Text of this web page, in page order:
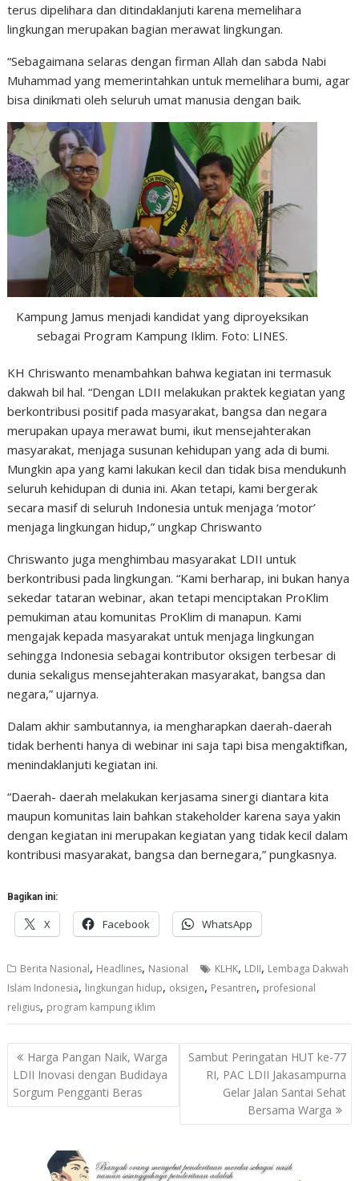
terus dipelihara dan ditindaklanjuti karena memelihara
lingkungan merupakan bagian merawat lingkungan.
“Sebagaimana selaras dengan firman Allah dan sabda Nabi
Muhammad yang memerintahkan untuk memelihara bumi, agar
bisa dinikmati oleh seluruh umat manusia dengan baik.
Kampung Jamus menjadi kandidat yang diproyeksikan
sebagai Program Kampung Iklim. Foto: LINES.
KH Chriswanto menambahkan bahwa kegiatan ini termasuk
dakwah bil hal. “Dengan LDII melakukan praktek kegiatan yang
berkontribusi positif pada masyarakat, bangsa dan negara
merupakan upaya merawat bumi, ikut mensejahterakan
masyarakat, menjaga susunan kehidupan yang ada di bumi.
Mungkin apa yang kami lakukan kecil dan tidak bisa mendukunh
seluruh kehidupan di dunia ini. Akan tetapi, kami bergerak
secara masif di seluruh Indonesia untuk menjaga ‘motor’
menjaga lingkungan hidup,” ungkap Chriswanto
Chriswanto juga menghimbau masyarakat LDII untuk
berkontribusi pada lingkungan. “Kami berharap, ini bukan hanya
sekedar tataran webinar, akan tetapi menciptakan ProKlim
pemukiman atau komunitas ProKlim di manapun. Kami
mengajak kepada masyarakat untuk menjaga lingkungan
sehingga Indonesia sebagai kontributor oksigen terbesar di
dunia sekaligus mensejahterakan masyarakat, bangsa dan
negara,” ujarnya.
Dalam akhir sambutannya, ia mengharapkan daerah-daerah
tidak berhenti hanya di webinar ini saja tapi bisa mengaktifkan,
menindaklanjuti kegiatan ini.
“Daerah- daerah melakukan kerjasama sinergi diantara kita
maupun komunitas lain bahkan stakeholder karena saya yakin
dengan kegiatan ini merupakan kegiatan yang tidak kecil dalam
kontribusi masyarakat, bangsa dan bernegara,” pungkasnya.
Bagikan ini:
X Facebook WhatsApp
Berita Nasional, Headlines, Nasional KLHK, LDII, Lembaga Dakwah
Islam Indonesia, lingkungan hidup, oksigen, Pesantren, profesional
religius, program kampung iklim
Navigasi
pos
Harga Pangan Naik, Warga
LDII Inovasi dengan Budidaya
Sorgum Pengganti Beras
Sambut Peringatan HUT ke-77
RI, PAC LDII Jakasampurna
Gelar Jalan Santai Sehat
Bersama Warga